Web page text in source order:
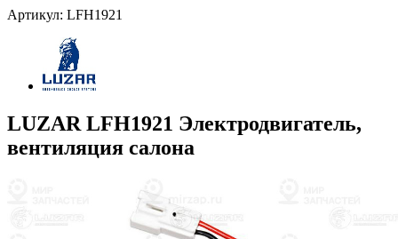
Артикул: LFH1921
LUZAR LFH1921 Электродвигатель,
вентиляция салона